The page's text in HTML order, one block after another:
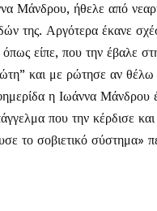
Μάνδρου, ήθελε από νεαρή
της. Αργότερα έκανε
είπε, που την έβαλε
και με ρώτησε αν
η Ιωάννα Μάνδρου
που την κέρδισε
το σοβιετικό σύστημα»